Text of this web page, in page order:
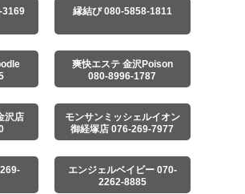
3169 縁結び 080-5858-1811
爽快エステ 金沢Poison
080-8996-1787
沢店
モンサンミッシェルイオン
御経塚店 076-269-7977
エンジェルベイビー 070-
2262-8885